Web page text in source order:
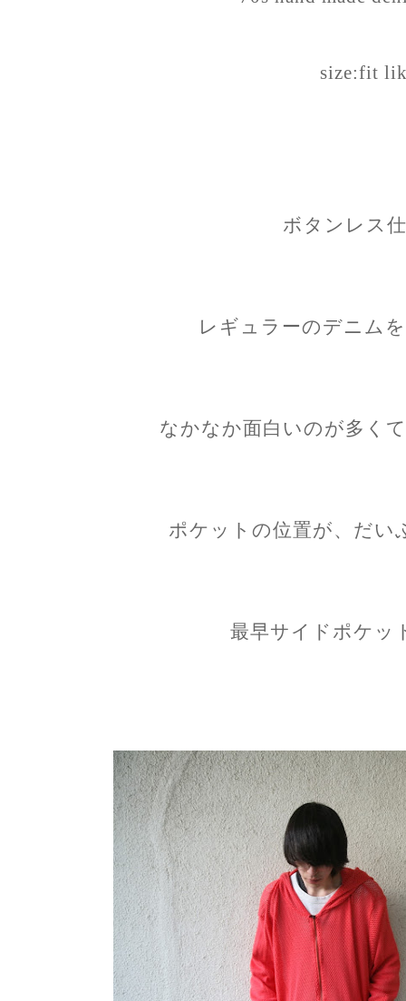
size:fit
ボタンレス
レギュラーのデニム
なかなか面白いのが多く
ポケットの位置が、だい
最早サイドポケッ